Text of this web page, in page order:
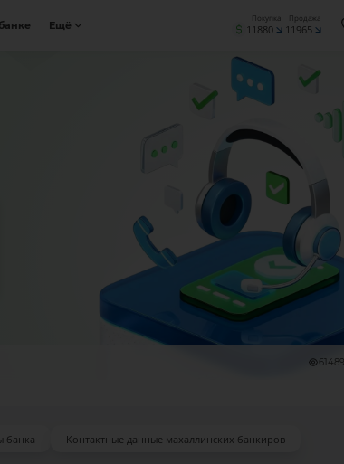
Ещё
Покупка
11880
Продажа
11965
61489
банка Контактные данные махаллинских банкиров